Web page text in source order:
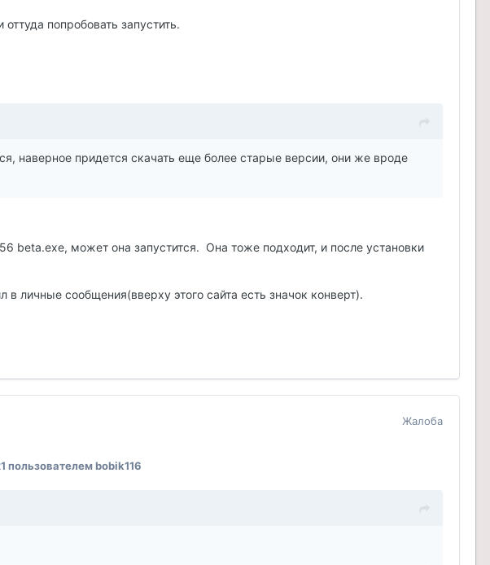
попробовать запустить.
наверное придется скачать еще более старые версии, они же вроде
beta.exe, может она запустится. Она тоже подходит, и после установки
личные сообщения(вверху этого сайта есть значок конверт).
Жалоба
пользователем bobik116